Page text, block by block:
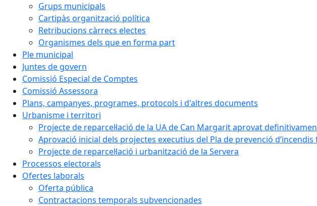
Grups municipals
Cartipàs organització política
Retribucions càrrecs electes
Organismes dels que en forma part
Ple municipal
Juntes de govern
Comissió Especial de Comptes
Comissió Assessora
Plans, campanyes, programes, protocols i d'altres documents
Urbanisme i territori
Projecte de reparcel·lació de la UA de Can Margarit aprovat
Aprovació inicial dels projectes executius del Pla de prevenció
Projecte de reparcel·lació i urbanització de la Servera
Processos electorals
Ofertes laborals
Oferta pública
Contractacions temporals subvencionades